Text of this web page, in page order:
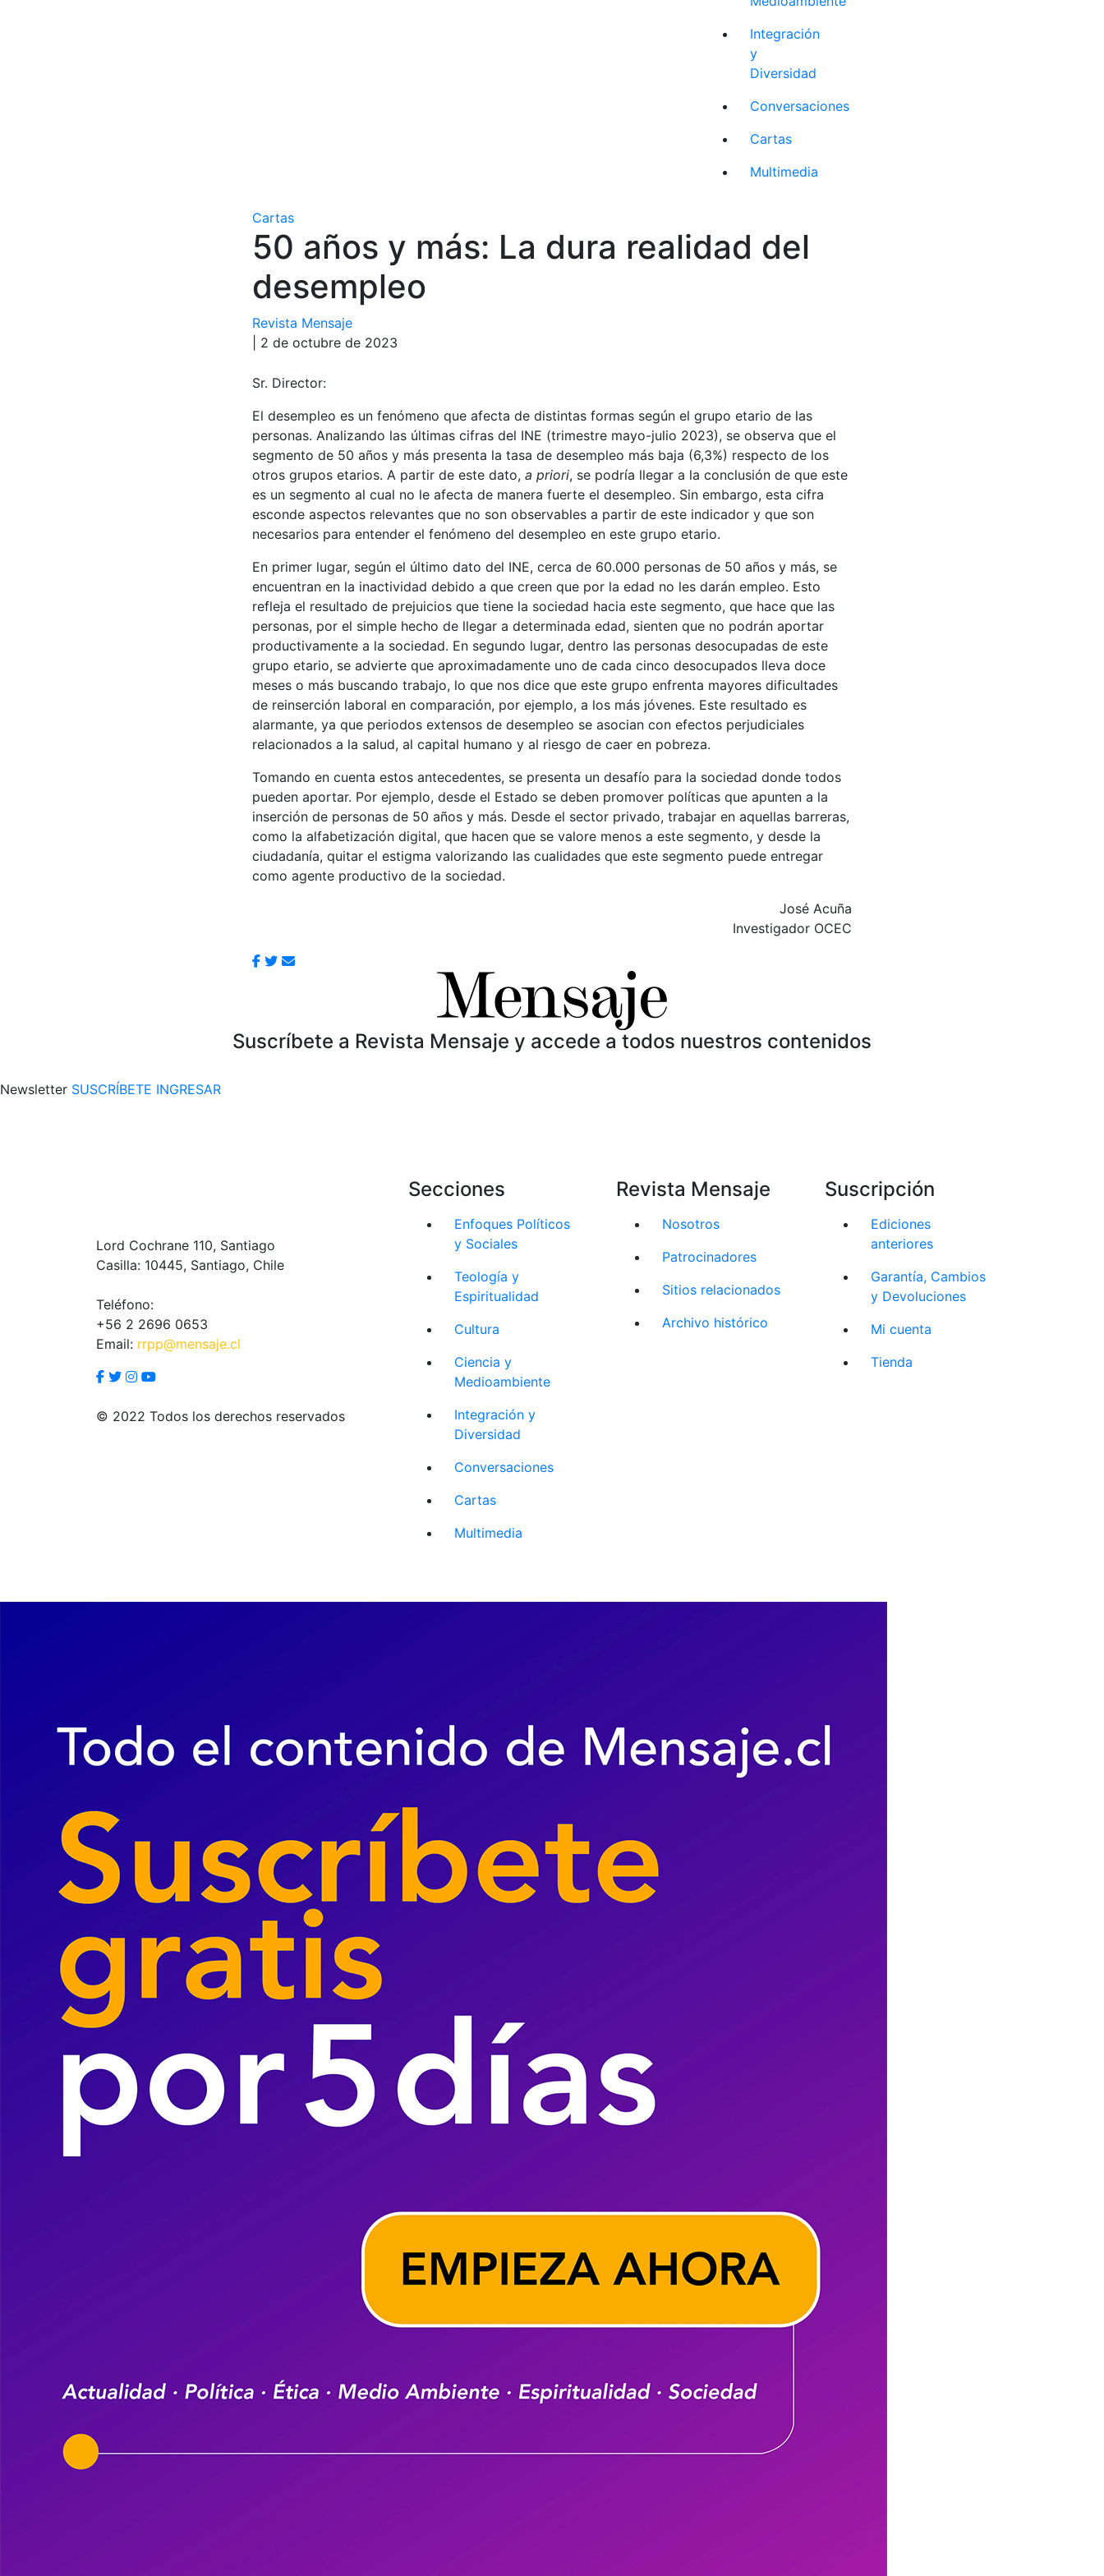
Integración
y
Diversidad
Conversaciones
Cartas
Multimedia
Cartas
50 años y más: La dura realidad del
desempleo
Revista Mensaje
| 2 de octubre de 2023
Sr. Director:
El desempleo es un fenómeno que afecta de distintas formas según el grupo etario de las
personas. Analizando las últimas cifras del INE (trimestre mayo-julio 2023), se observa que el
segmento de 50 años y más presenta la tasa de desempleo más baja (6,3%) respecto de los
otros grupos etarios. A partir de este dato, a priori, se podría llegar a la conclusión de que este
es un segmento al cual no le afecta de manera fuerte el desempleo. Sin embargo, esta cifra
esconde aspectos relevantes que no son observables a partir de este indicador y que son
necesarios para entender el fenómeno del desempleo en este grupo etario.
En primer lugar, según el último dato del INE, cerca de 60.000 personas de 50 años y más, se
encuentran en la inactividad debido a que creen que por la edad no les darán empleo. Esto
refleja el resultado de prejuicios que tiene la sociedad hacia este segmento, que hace que las
personas, por el simple hecho de llegar a determinada edad, sienten que no podrán aportar
productivamente a la sociedad. En segundo lugar, dentro las personas desocupadas de este
grupo etario, se advierte que aproximadamente uno de cada cinco desocupados lleva doce
meses o más buscando trabajo, lo que nos dice que este grupo enfrenta mayores dificultades
de reinserción laboral en comparación, por ejemplo, a los más jóvenes. Este resultado es
alarmante, ya que periodos extensos de desempleo se asocian con efectos perjudiciales
relacionados a la salud, al capital humano y al riesgo de caer en pobreza.
Tomando en cuenta estos antecedentes, se presenta un desafío para la sociedad donde todos
pueden aportar. Por ejemplo, desde el Estado se deben promover políticas que apunten a la
inserción de personas de 50 años y más. Desde el sector privado, trabajar en aquellas barreras,
como la alfabetización digital, que hacen que se valore menos a este segmento, y desde la
ciudadanía, quitar el estigma valorizando las cualidades que este segmento puede entregar
como agente productivo de la sociedad.
José Acuña
Investigador OCEC
Suscríbete a Revista Mensaje y accede a todos nuestros contenidos
Newsletter SUSCRÍBETE INGRESAR
Lord Cochrane 110, Santiago
Casilla: 10445, Santiago, Chile
Teléfono:
+56 2 2696 0653
Email: rrpp@mensaje.cl
© 2022 Todos los derechos reservados
Secciones
Enfoques Políticos
y Sociales
Teología y
Espiritualidad
Cultura
Ciencia y
Medioambiente
Integración y
Diversidad
Conversaciones
Cartas
Multimedia
Revista Mensaje
Nosotros
Patrocinadores
Sitios relacionados
Archivo histórico
Suscripción
Ediciones
anteriores
Garantía, Cambios
y Devoluciones
Mi cuenta
Tienda